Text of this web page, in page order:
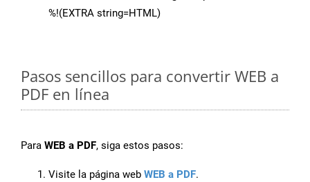
%!(EXTRA string=HTML)
Pasos sencillos para convertir WEB a
PDF en línea
Para WEB a PDF, siga estos pasos:
Visite la página web WEB a PDF.